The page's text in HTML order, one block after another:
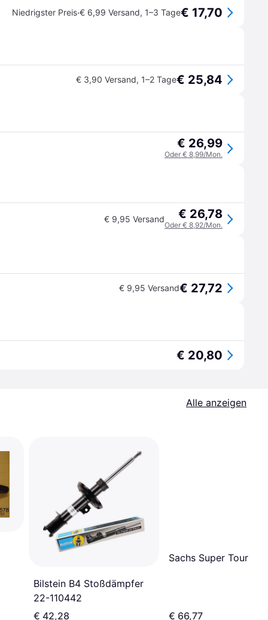
Niedrigster Preis·€ 6,99 Versand, 1–3 Tage€ 17,70
€ 3,90 Versand, 1–2 Tage€ 25,84
€ 26,99
Oder € 8,99/Mon.
€ 9,95 Versand € 26,78
Oder € 8,92/Mon.
€ 9,95 Versand€ 27,72
€ 20,80
Alle anzeigen
Bilstein B4 Stoßdämpfer
22-110442
€ 42,28
Sachs Super Touring
€ 66,77